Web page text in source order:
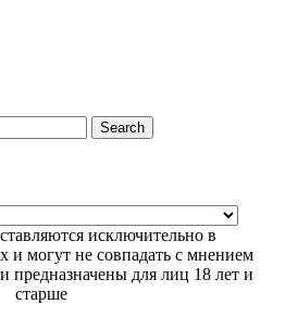
Search
исключительно в
и могут не совпадать с мнением
предназначены для лиц 18 лет и
старше